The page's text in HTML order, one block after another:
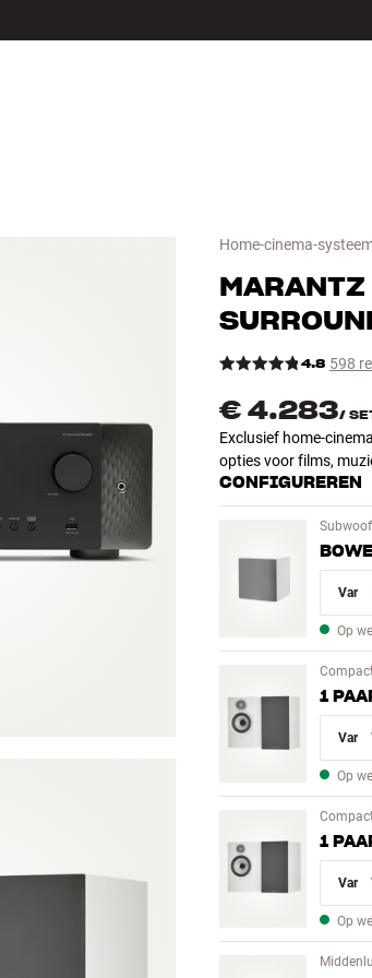
Home-cinema-
MARANTZ
4.8 598
€ 4.283/
Exclusief home-
opties voor films,
CONFIGUREREN
Op
1
Op
1
Op